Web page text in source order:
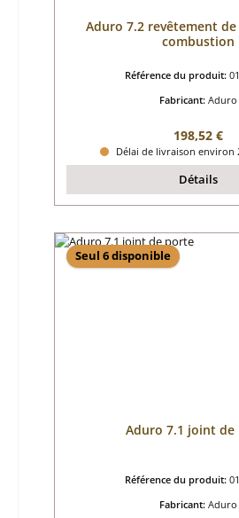
Aduro 7.2 revêtement
combustion
Référence du produit:
Fabricant: Aduro
Prix
198,52 €
Délai de livraison environ
Détails
Seul 6 disponible
Aduro 7.1 joint de
Référence du produit:
Fabricant: Aduro